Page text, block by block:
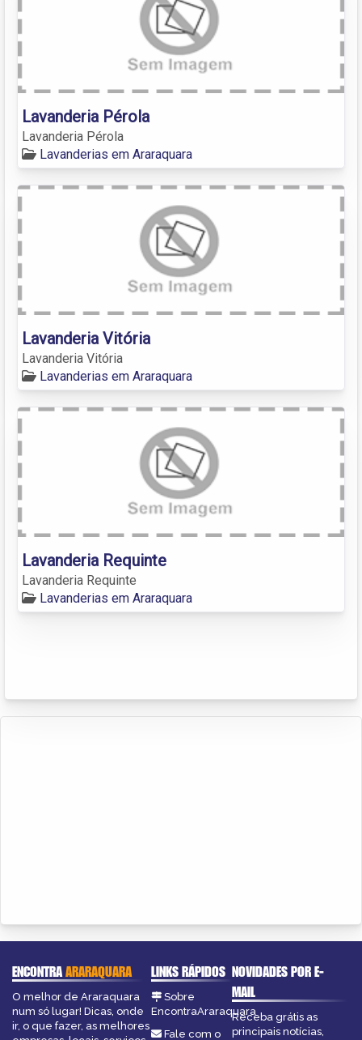
Lavanderia Pérola
Lavanderia Pérola
Lavanderias em Araraquara
Lavanderia Vitória
Lavanderia Vitória
Lavanderias em Araraquara
Lavanderia Requinte
Lavanderia Requinte
Lavanderias em Araraquara
ENCONTRAARARAQUARA
O melhor de Araraquara
num só lugar! Dicas, onde
ir, o que fazer, as melhores
LINKS RÁPIDOS
Sobre
EncontraAraraquara
Fale com o
NOVIDADES POR E-
MAIL
Receba grátis as
principais notícias,